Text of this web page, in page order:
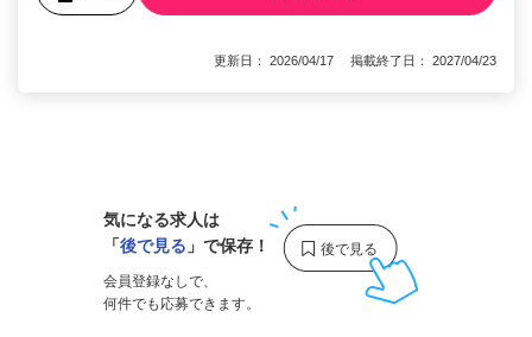
更新日： 2026/04/17 掲載終了日： 2027/04/23
気になる求人は
「後で見る 」で保存！
会員登録なしで、
何件でも応募できます。